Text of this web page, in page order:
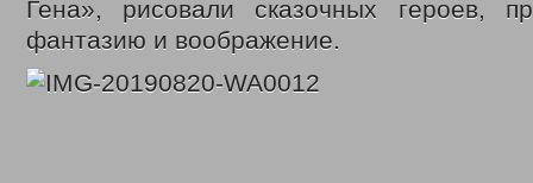
Гена», рисовали сказочных героев,
фантазию и воображение.